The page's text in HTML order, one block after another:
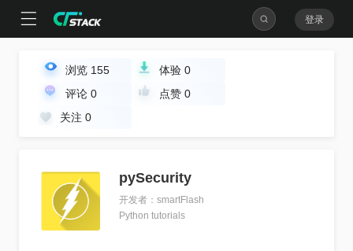
登录
浏览 155 体验 0
评论 0 点赞 0
关注 0
pySecurity
开发者：smartFlash
Python tutorials